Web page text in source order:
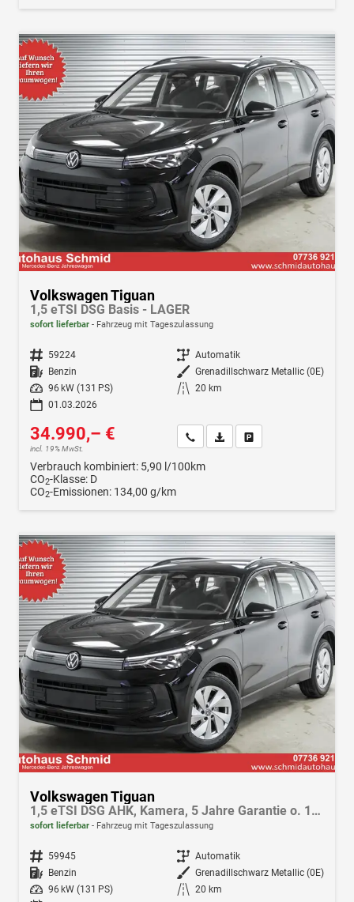
Volkswagen Tiguan
1,5 eTSI DSG Basis - LAGER
sofort lieferbar Fahrzeug mit Tageszulassung
Fahrzeugnr. 59224 Getriebe Automatik
Kraftstoff Benzin Außenfarbe Grenadillschwarz Metallic (0E)
Leistung
96 kW (131 PS) Kilometerstand 20 km
01.03.2026
34.990,– €
incl. 19% MwSt.
Wir rufen Sie anFahrzeugexposé (PDF)
Verbrauch kombiniert: 5,90 l/100km
CO2-Klasse: D
CO2-Emissionen: 134,00 g/km
Volkswagen Tiguan
1,5 eTSI DSG AHK, Kamera, 5 Jahre Garantie o. 100.000 km
sofort lieferbar Fahrzeug mit Tageszulassung
Fahrzeugnr. 59945 Getriebe Automatik
Kraftstoff Benzin Außenfarbe Grenadillschwarz Metallic (0E)
Leistung
96 kW (131 PS) Kilometerstand 20 km